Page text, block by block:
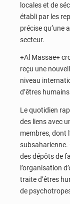
locales et de
établi par les
précise qu’une
secteur.
+Al Massae+
reçu une
niveau
d’êtres
Le quotidien
des liens avec
membres, dont
subsaharienne.
des dépôts de
l’organisation
traite d’êtres
de